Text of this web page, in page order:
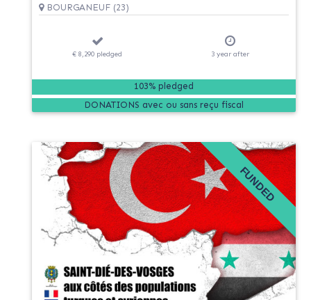
BOURGANEUF (23)
€ 8,290 pledged 3 year after
103% pledged
DONATIONS
FUNDED